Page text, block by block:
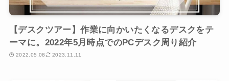
【デスクツアー】作業に向かいたくなるデスクをテ
ーマに。2022年5月時点でのPCデスク周り紹介
2022.05.08 2023.11.11